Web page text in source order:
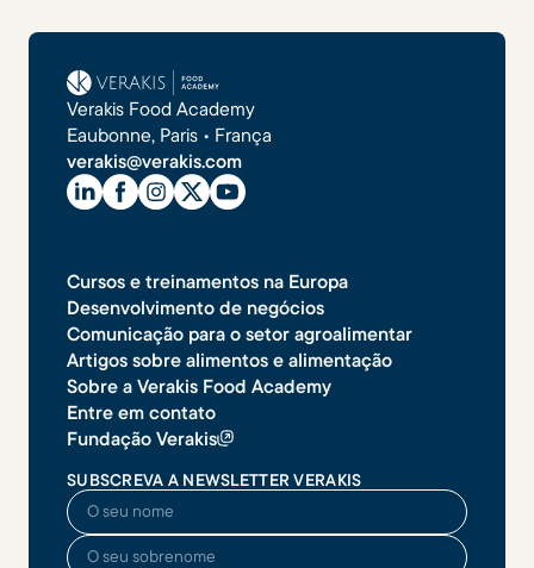
Verakis Food Academy
Eaubonne, Paris • França
verakis@verakis.com
Cursos e treinamentos na Europa
Desenvolvimento de negócios
Comunicação para o setor agroalimentar
Artigos sobre alimentos e alimentação
Sobre a Verakis Food Academy
Entre em contato
Fundação Verakis
SUBSCREVA A NEWSLETTER VERAKIS
O seu nome
O seu sobrenome